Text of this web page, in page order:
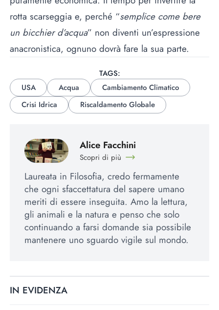
rotta scarseggia e, perché “semplice come bere
un bicchier d’acqua” non diventi un’espressione
anacronistica, ognuno dovrà fare la sua parte.
TAGS:
USA
Acqua
Cambiamento Climatico
Crisi Idrica
Riscaldamento Globale
Alice Facchini
Scopri di più
Laureata in Filosofia, credo fermamente
che ogni sfaccettatura del sapere umano
meriti di essere inseguita. Amo la lettura,
gli animali e la natura e penso che solo
continuando a farsi domande sia possibile
mantenere uno sguardo vigile sul mondo.
IN EVIDENZA